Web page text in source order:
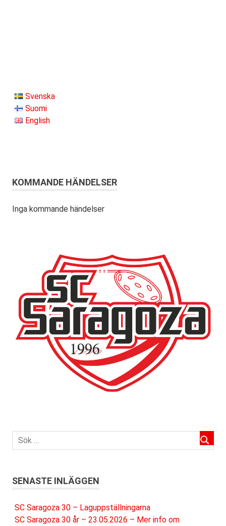
Svenska
Suomi
English
KOMMANDE HÄNDELSER
Inga kommande händelser
SENASTE INLÄGGEN
SC Saragoza 30 – Laguppställningarna
SC Saragoza 30 år – 23.05.2026 – Mer info om